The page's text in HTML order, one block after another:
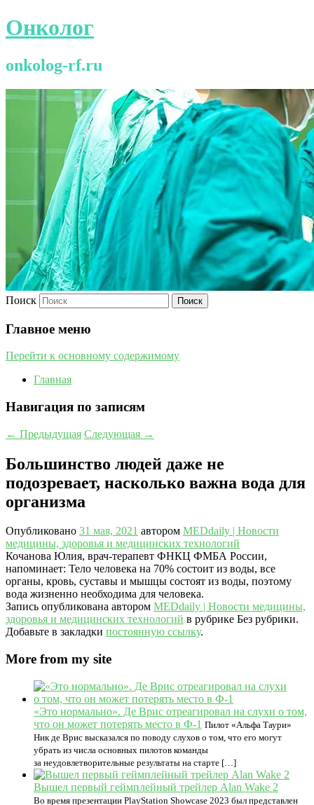
Онколог
onkolog-rf.ru
Поиск
Главное меню
Перейти к основному содержимому
Главная
Навигация по записям
← Предыдущая Следующая →
Большинство людей даже не
подозревает, насколько важна вода для
организма
Опубликовано 31 мая, 2021 автором MEDdaily | Hовости
медицины, здоровья и медицинских технологий
Кочанова Юлия, врач-терапевт ФНКЦ ФМБА России,
напоминает: Тело человека на 70% состоит из воды, все
органы, кровь, суставы и мышцы состоят из воды, поэтому
вода жизненно необходима для человека.
Запись опубликована автором MEDdaily | Hовости медицины,
здоровья и медицинских технологий в рубрике Без рубрики.
Добавьте в закладки постоянную ссылку.
More from my site
«Это нормально». Де Врис отреагировал на слухи о том,
что он может потерять место в Ф-1 Пилот «Альфа Таури»
Ник де Врис высказался по поводу слухов о том, что его могут
убрать из числа основных пилотов команды
за неудовлетворительные результаты на старте […]
Вышел первый геймплейный трейлер Alan Wake 2
Во время презентации PlayStation Showcase 2023 был представлен